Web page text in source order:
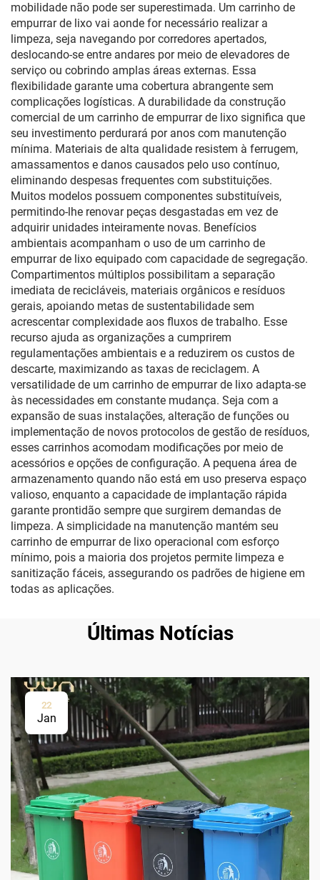
mobilidade não pode ser superestimada. Um carrinho de
empurrar de lixo vai aonde for necessário realizar a
limpeza, seja navegando por corredores apertados,
deslocando-se entre andares por meio de elevadores de
serviço ou cobrindo amplas áreas externas. Essa
flexibilidade garante uma cobertura abrangente sem
complicações logísticas. A durabilidade da construção
comercial de um carrinho de empurrar de lixo significa que
seu investimento perdurará por anos com manutenção
mínima. Materiais de alta qualidade resistem à ferrugem,
amassamentos e danos causados pelo uso contínuo,
eliminando despesas frequentes com substituições.
Muitos modelos possuem componentes substituíveis,
permitindo-lhe renovar peças desgastadas em vez de
adquirir unidades inteiramente novas. Benefícios
ambientais acompanham o uso de um carrinho de
empurrar de lixo equipado com capacidade de segregação.
Compartimentos múltiplos possibilitam a separação
imediata de recicláveis, materiais orgânicos e resíduos
gerais, apoiando metas de sustentabilidade sem
acrescentar complexidade aos fluxos de trabalho. Esse
recurso ajuda as organizações a cumprirem
regulamentações ambientais e a reduzirem os custos de
descarte, maximizando as taxas de reciclagem. A
versatilidade de um carrinho de empurrar de lixo adapta-se
às necessidades em constante mudança. Seja com a
expansão de suas instalações, alteração de funções ou
implementação de novos protocolos de gestão de resíduos,
esses carrinhos acomodam modificações por meio de
acessórios e opções de configuração. A pequena área de
armazenamento quando não está em uso preserva espaço
valioso, enquanto a capacidade de implantação rápida
garante prontidão sempre que surgirem demandas de
limpeza. A simplicidade na manutenção mantém seu
carrinho de empurrar de lixo operacional com esforço
mínimo, pois a maioria dos projetos permite limpeza e
sanitização fáceis, assegurando os padrões de higiene em
todas as aplicações.
Últimas Notícias
22
Jan